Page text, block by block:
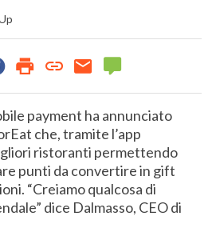
payment ha annunciato
che, tramite l’app
ristoranti permettendo
punti da convertire in gift
“Creiamo qualcosa di
dice Dalmasso, CEO di